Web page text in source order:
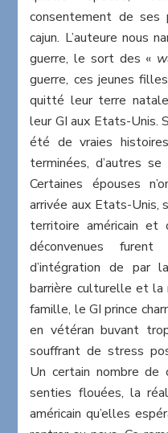
consentement de
cajun. L’auteure nous
guerre, le sort des «
guerre, ces jeunes
quitté leur terre
leur GI aux Etats-Unis.
été de vraies
terminées, d’autres
Certaines épouses
arrivée aux Etats-Unis,
territoire américain
déconvenues
d’intégration de par
barrière culturelle et
famille, le GI prince
en vétéran buvant
souffrant de stress
Un certain nombre de
senties flouées, la
américain qu’elles